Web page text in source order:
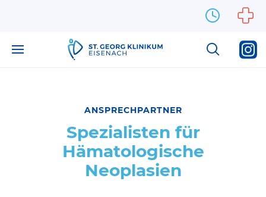
ANSPRECHPARTNER
Spezialisten für
Hämatologische
Neoplasien